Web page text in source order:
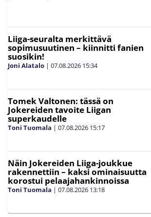
Liiga-seuralta merkittävä
sopimusuutinen – kiinnitti fanien
suosikin!
Joni Alatalo | 07.08.2026 15:34
Tomek Valtonen: tässä on
Jokereiden tavoite Liigan
superkaudelle
Toni Tuomala | 07.08.2026 15:17
Näin Jokereiden Liiga-joukkue
rakennettiin – kaksi ominaisuutta
korostui pelaajahankinnoissa
Toni Tuomala | 07.08.2026 13:18